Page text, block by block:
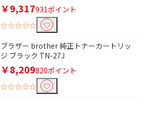
￥9,317931ポイント
☆☆☆☆☆
ブラザー brother 純正トナーカートリッ
ジ ブラック TN-27J
￥8,209820ポイント
☆☆☆☆☆